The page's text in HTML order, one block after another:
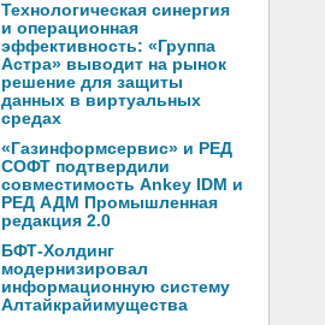
Технологическая синергия
и операционная
эффективность: «Группа
Астра» выводит на рынок
решение для защиты
данных в виртуальных
средах
«Газинформсервис» и РЕД
СОФТ подтвердили
совместимость Ankey IDM и
РЕД АДМ Промышленная
редакция 2.0
БФТ-Холдинг
модернизировал
информационную систему
Алтайкрайимущества